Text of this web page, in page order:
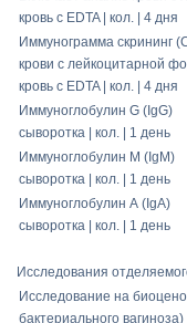
кровь с EDTA | кол. | 4 дня
Иммунограмма скрининг
крови с лейкоцитарной
кровь с EDTA | кол. | 4 дня
Иммуноглобулин G (IgG)
сыворотка | кол. | 1 день
Иммуноглобулин М (IgM)
сыворотка | кол. | 1 день
Иммуноглобулин А (IgA)
сыворотка | кол. | 1 день
Исследования
Исследование на
бактериального вагиноза)